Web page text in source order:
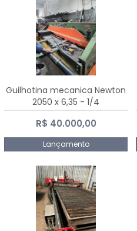
Guilhotina mecanica Newton
2050 x 6,35 - 1/4
R$ 40.000,00
Lançamento